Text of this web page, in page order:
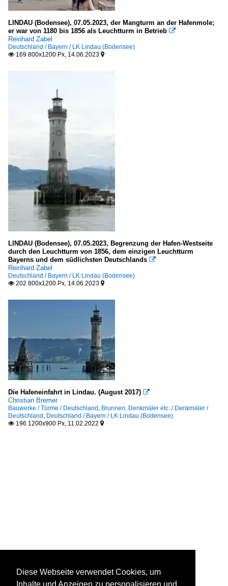
LINDAU (Bodensee), 07.05.2023, der Mangturm an der Hafenmole;
er war von 1180 bis 1856 als Leuchtturm in Betrieb 
Reinhard Zabel
Deutschland / Bayern / LK Lindau (Bodensee)
 169 800x1200 Px, 14.06.2023 
LINDAU (Bodensee), 07.05.2023, Begrenzung der Hafen-Westseite
durch den Leuchtturm von 1856, dem einzigen Leuchtturm
Bayerns und dem südlichsten Deutschlands 
Reinhard Zabel
Deutschland / Bayern / LK Lindau (Bodensee)
 202 800x1200 Px, 14.06.2023 
Die Hafeneinfahrt in Lindau. (August 2017) 
Christian Bremer
Bauwerke / Türme / Deutschland , Brunnen, Denkmäler etc. / Denkmäler /
Deutschland , Deutschland / Bayern / LK Lindau (Bodensee)
 196 1200x900 Px, 11.02.2022 
Diese Webseite verwendet Cookies, um